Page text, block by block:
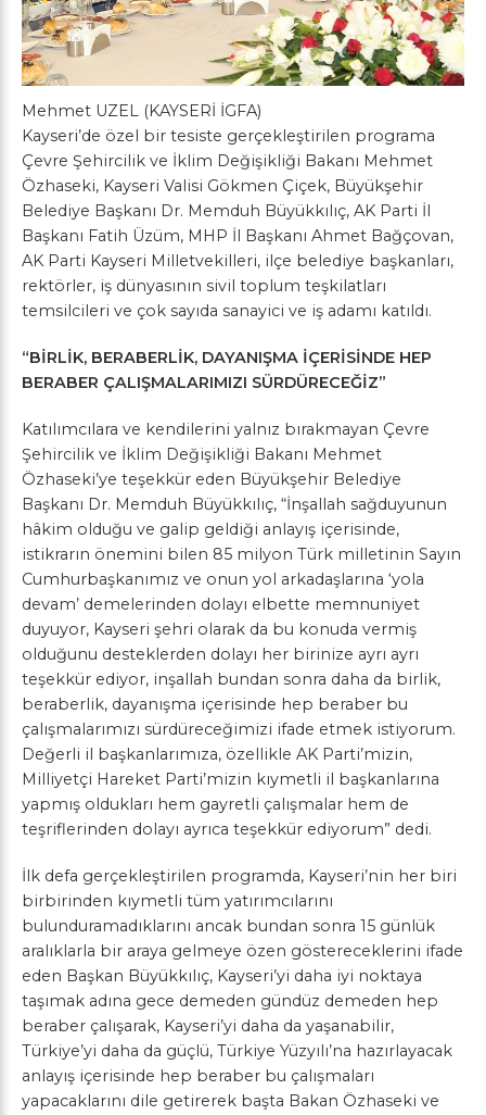
Mehmet UZEL (KAYSERİ İGFA)
Kayseri’de özel bir tesiste gerçekleştirilen programa
Çevre Şehircilik ve İklim Değişikliği Bakanı Mehmet
Özhaseki, Kayseri Valisi Gökmen Çiçek, Büyükşehir
Belediye Başkanı Dr. Memduh Büyükkılıç, AK Parti İl
Başkanı Fatih Üzüm, MHP İl Başkanı Ahmet Bağçovan,
AK Parti Kayseri Milletvekilleri, ilçe belediye başkanları,
rektörler, iş dünyasının sivil toplum teşkilatları
temsilcileri ve çok sayıda sanayici ve iş adamı katıldı.
“BİRLİK, BERABERLİK, DAYANIŞMA İÇERİSİNDE HEP
BERABER ÇALIŞMALARIMIZI SÜRDÜRECEĞİZ”
Katılımcılara ve kendilerini yalnız bırakmayan Çevre
Şehircilik ve İklim Değişikliği Bakanı Mehmet
Özhaseki’ye teşekkür eden Büyükşehir Belediye
Başkanı Dr. Memduh Büyükkılıç, “İnşallah sağduyunun
hâkim olduğu ve galip geldiği anlayış içerisinde,
istikrarın önemini bilen 85 milyon Türk milletinin Sayın
Cumhurbaşkanımız ve onun yol arkadaşlarına ‘yola
devam’ demelerinden dolayı elbette memnuniyet
duyuyor, Kayseri şehri olarak da bu konuda vermiş
olduğunu desteklerden dolayı her birinize ayrı ayrı
teşekkür ediyor, inşallah bundan sonra daha da birlik,
beraberlik, dayanışma içerisinde hep beraber bu
çalışmalarımızı sürdüreceğimizi ifade etmek istiyorum.
Değerli il başkanlarımıza, özellikle AK Parti’mizin,
Milliyetçi Hareket Parti’mizin kıymetli il başkanlarına
yapmış oldukları hem gayretli çalışmalar hem de
teşriflerinden dolayı ayrıca teşekkür ediyorum” dedi.
İlk defa gerçekleştirilen programda, Kayseri’nin her biri
birbirinden kıymetli tüm yatırımcılarını
bulunduramadıklarını ancak bundan sonra 15 günlük
aralıklarla bir araya gelmeye özen göstereceklerini ifade
eden Başkan Büyükkılıç, Kayseri’yi daha iyi noktaya
taşımak adına gece demeden gündüz demeden hep
beraber çalışarak, Kayseri’yi daha da yaşanabilir,
Türkiye’yi daha da güçlü, Türkiye Yüzyılı’na hazırlayacak
anlayış içerisinde hep beraber bu çalışmaları
yapacaklarını dile getirerek başta Bakan Özhaseki ve